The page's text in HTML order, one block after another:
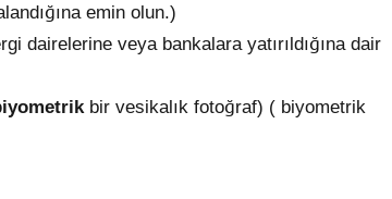
emin olun.)
dairelerine veya bankalara yatırıldığına dair
bir vesikalık fotoğraf) ( biyometrik